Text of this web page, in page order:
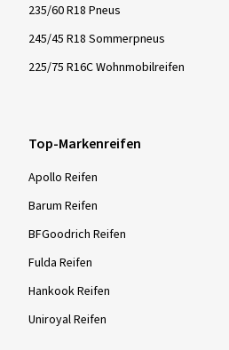
235/60 R18 Pneus
245/45 R18 Sommerpneus
225/75 R16C Wohnmobilreifen
Top-Markenreifen
Apollo Reifen
Barum Reifen
BFGoodrich Reifen
Fulda Reifen
Hankook Reifen
Uniroyal Reifen